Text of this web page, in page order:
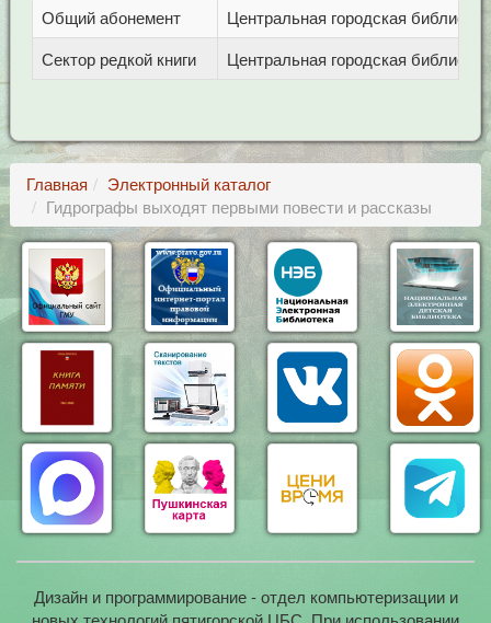
Общий абонемент
Центральная городская
Сектор редкой книги
Центральная городская
Главная
Электронный каталог
Гидрографы выходят первыми повести и рассказы
Дизайн и программирование - отдел компьютеризации и